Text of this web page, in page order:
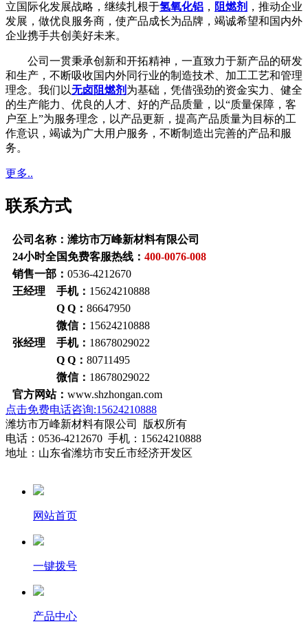
立国际化发展战略，继续扎根于氢氧化铝 ， 阻燃剂 ，推动企业
发展，做优良服务商，使产品成长为品牌，竭诚希望和国内外
企业携手共创美好未来。
公司一贯秉承创新和开拓精神，一直致力于新产品的研发
和生产，不断吸收国内外同行业的制造技术、加工工艺和管理
理念。我们以无卤阻燃剂 为基础，凭借强劲的资金实力、健全
的生产能力、优良的人才、好的产品质量，以“质量保障，客
户至上”为服务理念，以产品更新，提高产品质量为目标的工
作意识，竭诚为广大用户服务，不断制造出完善的产品和服
务。
更多..
联系方式
公司名称：潍坊市万峰新材料有限公司
24小时全国免费客服热线： 400-0076-008
销售一部： 0536-4212670
王经理 手机： 15624210888
Q Q： 86647950
微信： 15624210888
张经理 手机： 18678029022
Q Q： 80711495
微信： 18678029022
官方网站： www.shzhongan.com
点击免费电话咨询:15624210888
潍坊市万峰新材料有限公司 版权所有
电话：0536-4212670 手机：15624210888
地址：山东省潍坊市安丘市经济开发区
网站首页
一键拨号
产品中心